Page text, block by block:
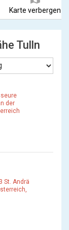
Karte verbergen
Tulln
der
St. Andrä